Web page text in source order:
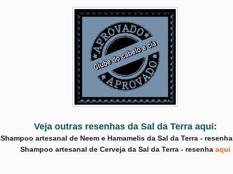
Veja outras resenhas da Sal da Terra aqui:
Shampoo artesanal de Neem e Hamamelis da Sal da Terra - resenha
Shampoo artesanal de Cerveja da Sal da Terra - resenha aqui